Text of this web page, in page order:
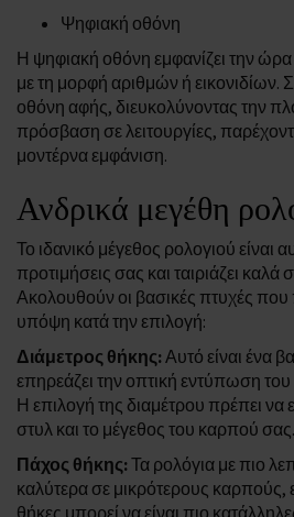
Ψηφιακή οθόνη
Η ψηφιακή οθόνη εμφανίζει την
με τη μορφή αριθμών ή εικονιδίων.
οθόνη αφής, διευκολύνοντας την
πρόσβαση σε λειτουργίες,
μοντέρνα εμφάνιση.
Ανδρικά μεγέθη
Το ιδανικό μέγεθος ρολογιού είναι
προτιμήσεις σας και ταιριάζει
Ακολουθούν οι βασικές πτυχές που
υπόψη κατά την επιλογή:
Διάμετρος θήκης: Αυτό είναι ένα
επηρεάζει την οπτική εντύπωση
Η επιλογή της διαμέτρου πρέπει να
στυλ και το μέγεθος του καρπού σας.
Πάχος θήκης: Τα ρολόγια με πιο
καλύτερα σε μικρότερους καρπούς,
θήκες μπορεί να είναι πιο